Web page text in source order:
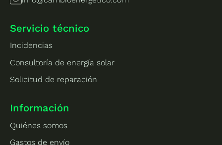
Servicio técnico
Incidencias
Consultoría de energía solar
Solicitud de reparación
Información
Quiénes somos
Gastos de envío